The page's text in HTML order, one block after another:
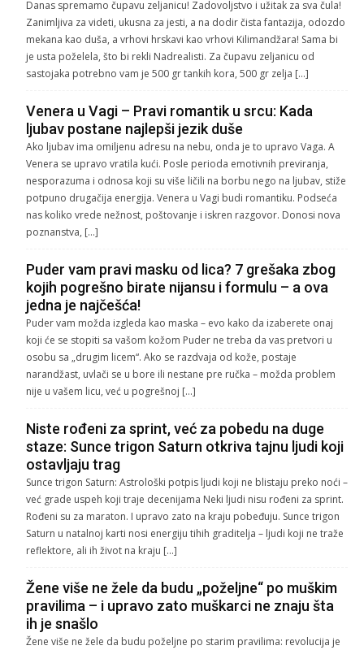
Danas spremamo čupavu zeljanicu! Zadovoljstvo i užitak za sva čula!
Zanimljiva za videti, ukusna za jesti, a na dodir čista fantazija, odozdo
mekana kao duša, a vrhovi hrskavi kao vrhovi Kilimandžara! Sama bi
je usta poželela, što bi rekli Nadrealisti. Za čupavu zeljanicu od
sastojaka potrebno vam je 500 gr tankih kora, 500 gr zelja […]
Venera u Vagi – Pravi romantik u srcu: Kada
ljubav postane najlepši jezik duše
Ako ljubav ima omiljenu adresu na nebu, onda je to upravo Vaga. A
Venera se upravo vratila kući. Posle perioda emotivnih previranja,
nesporazuma i odnosa koji su više ličili na borbu nego na ljubav, stiže
potpuno drugačija energija. Venera u Vagi budi romantiku. Podseća
nas koliko vrede nežnost, poštovanje i iskren razgovor. Donosi nova
poznanstva, […]
Puder vam pravi masku od lica? 7 grešaka zbog
kojih pogrešno birate nijansu i formulu – a ova
jedna je najčešća!
Puder vam možda izgleda kao maska – evo kako da izaberete onaj
koji će se stopiti sa vašom kožom Puder ne treba da vas pretvori u
osobu sa „drugim licem“. Ako se razdvaja od kože, postaje
narandžast, uvlači se u bore ili nestane pre ručka – možda problem
nije u vašem licu, već u pogrešnoj […]
Niste rođeni za sprint, već za pobedu na duge
staze: Sunce trigon Saturn otkriva tajnu ljudi koji
ostavljaju trag
Sunce trigon Saturn: Astrološki potpis ljudi koji ne blistaju preko noći –
već grade uspeh koji traje decenijama Neki ljudi nisu rođeni za sprint.
Rođeni su za maraton. I upravo zato na kraju pobeđuju. Sunce trigon
Saturn u natalnoj karti nosi energiju tihih graditelja – ljudi koji ne traže
reflektore, ali ih život na kraju […]
Žene više ne žele da budu „poželjne“ po muškim
pravilima – i upravo zato muškarci ne znaju šta
ih je snašlo
Žene više ne žele da budu poželjne po starim pravilima: revolucija je